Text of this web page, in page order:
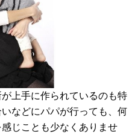
上手に作られているのも特
などにパパが行っても、何
じことも少なくありませ